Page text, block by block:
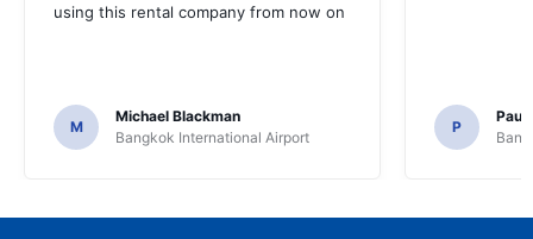
using this rental company from now on
M
Michael Blackman
Bangkok International Airport
P
Paul